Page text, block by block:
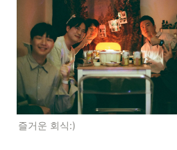
즐거운 회식:)